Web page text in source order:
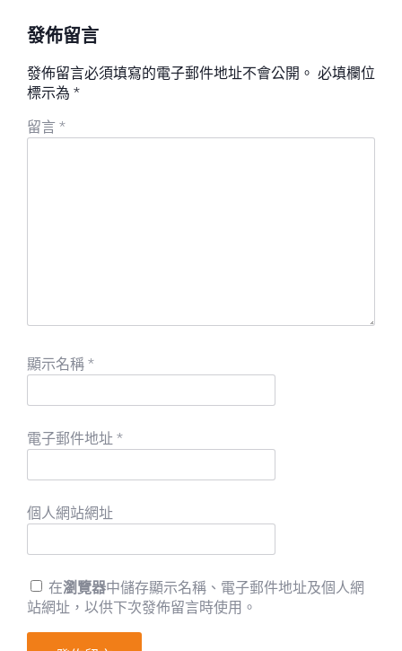
發佈留言
發佈留言必須填寫的電子郵件地址不會公開。 必填欄位
標示為 *
留言 *
顯示名稱 *
電子郵件地址 *
個人網站網址
在瀏覽器中儲存顯示名稱、電子郵件地址及個人網
站網址，以供下次發佈留言時使用。